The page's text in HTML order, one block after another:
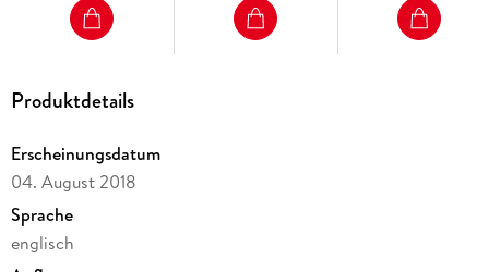
Produktdetails
Erscheinungsdatum
04. August 2018
Sprache
englisch